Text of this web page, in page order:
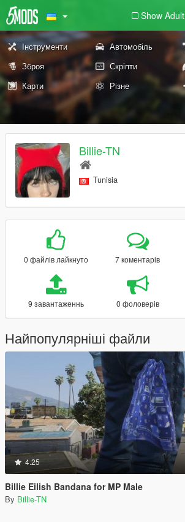
Show Adult
Інструменти Автомобіль
Зброя
Скріпти
Карти
Різне
Billie-TN
Tunisia
0 файлів лайкнуто 7 коментарів
9 завантаженнь 0 фоловерів
Найпопулярніші файли
4.25
Billie Eilish Bandana for MP Male
By Billie-TN